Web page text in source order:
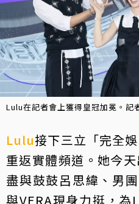
Lulu在記者會上獲得皇冠加冕。記
Lulu接下三立「完全
重返實體頻道。她今
盡與鼓鼓呂思緯、男
與VERA現身力挺，